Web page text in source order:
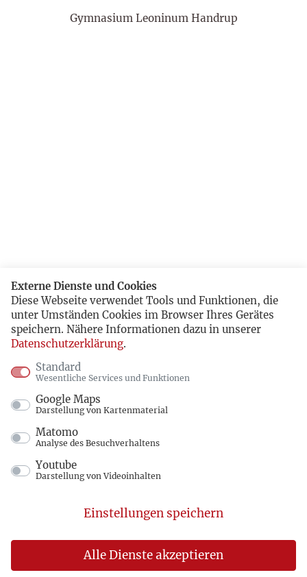
Gymnasium Leoninum Handrup
Externe Dienste und Cookies
Diese Webseite verwendet Tools und Funktionen, die
unter Umständen Cookies im Browser Ihres Gerätes
speichern. Nähere Informationen dazu in unserer
Datenschutzerklärung.
Standard
Wesentliche Services und Funktionen
Google Maps
Darstellung von Kartenmaterial
Matomo
Analyse des Besuchverhaltens
Youtube
Darstellung von Videoinhalten
Alle Dienste akzeptieren
Einstellungen speichern